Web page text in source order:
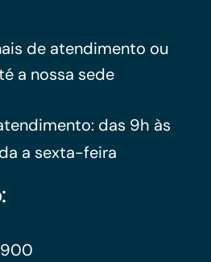
de atendimento ou
a nossa sede
das 9h às
a sexta-feira